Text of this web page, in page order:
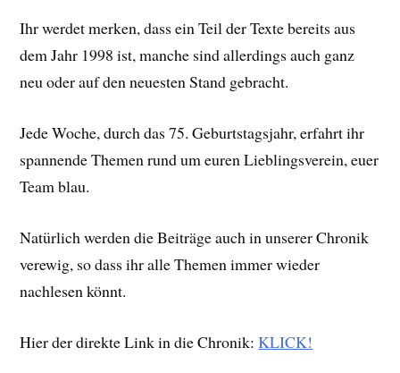
Ihr werdet merken, dass ein Teil der Texte bereits aus
dem Jahr 1998 ist, manche sind allerdings auch ganz
neu oder auf den neuesten Stand gebracht.
Jede Woche, durch das 75. Geburtstagsjahr, erfahrt ihr
spannende Themen rund um euren Lieblingsverein, euer
Team blau.
Natürlich werden die Beiträge auch in unserer Chronik
verewig, so dass ihr alle Themen immer wieder
nachlesen könnt.
Hier der direkte Link in die Chronik:KLICK!